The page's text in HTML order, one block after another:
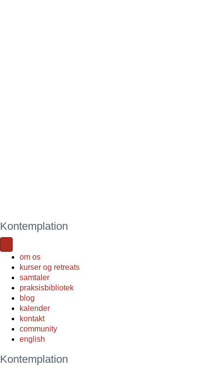
Kontemplation
om os
kurser og retreats
samtaler
praksisbibliotek
blog
kalender
kontakt
community
english
Kontemplation